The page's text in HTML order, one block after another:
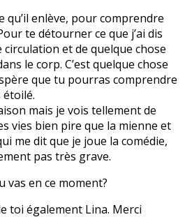
qu’il enlève, pour comprendre
te détourner ce que j’ai dis
circulation et de quelque chose
le corp. C’est quelque chose
que tu pourras comprendre
étoilé.
mais je vois tellement de
vies bien pire que la mienne et
me dit que je joue la comédie,
pas très grave.
vas en ce moment?
toi également Lina. Merci